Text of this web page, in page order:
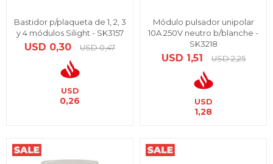
Bastidor p/plaqueta de 1, 2, 3
y 4 módulos Silight - SK3157
USD 0,30 USD 0,47
USD
0,26
Módulo pulsador unipolar
10A 250V neutro b/blanche -
SK3218
USD 1,51 USD 2,25
USD
1,28